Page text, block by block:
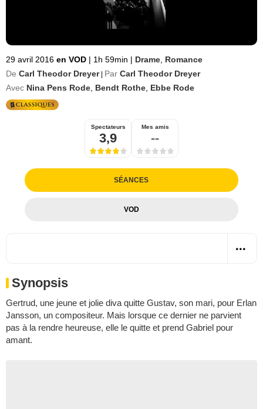
29 avril 2016 en VOD | 1h 59min | Drame Romance
De Carl Theodor Dreyer Par Carl Theodor Dreyer
Avec Nina Pens Rode Bendt Rothe Ebbe Rode
Spectateurs
3,9
Mes amis
--
SÉANCES
VOD
Synopsis
Gertrud, une jeune et jolie diva quitte Gustav, son mari, pour Erlan
Jansson, un compositeur. Mais lorsque ce dernier ne parvient
pas à la rendre heureuse, elle le quitte et prend Gabriel pour
amant.